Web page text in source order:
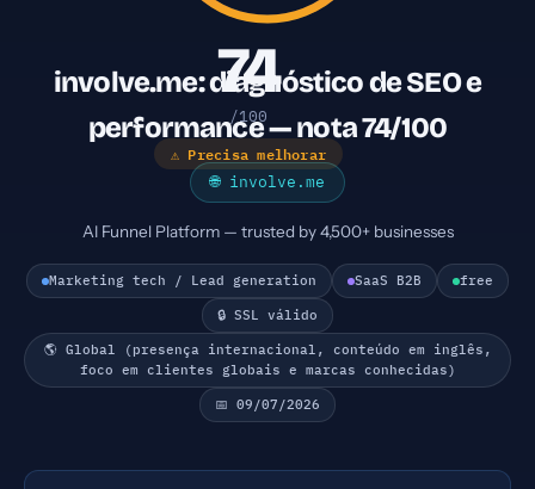
74
/100
⚠ Precisa melhorar
involve.me: diagnóstico de SEO e
performance — nota 74/100
🌐 involve.me
AI Funnel Platform — trusted by 4,500+ businesses
Marketing tech / Lead generation SaaS B2B free
🔒 SSL válido
🌎 Global (presença internacional, conteúdo em inglês,
foco em clientes globais e marcas conhecidas)
📅 09/07/2026